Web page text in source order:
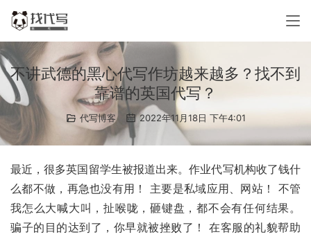
不讲武德的黑心代写作坊越来越多？找不到
靠谱的英国代写？
代写博客 2022年11月18日 下午4:01
最近，很多英国留学生被报道出来。作业代写机构收了钱什
么都不做，再急也没有用！ 主要是私域应用、网站！ 不管
我怎么大喊大叫，扯喉咙，砸键盘，都不会有任何结果。
骗子的目的达到了，你早就被挫败了！ 在客服的礼貌帮助